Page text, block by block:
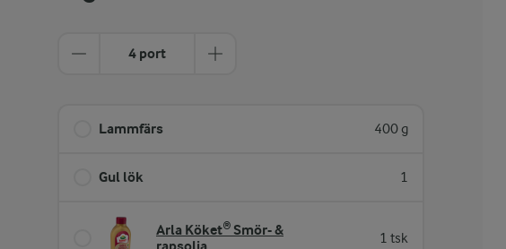
4 port
Lammfärs 400 g
Gul lök 1
Arla Köket® Smör- &
1 tsk